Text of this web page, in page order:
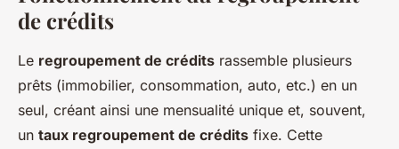
de crédits
Le regroupement de crédits rassemble plusieurs
prêts (immobilier, consommation, auto, etc.) en un
seul, créant ainsi une mensualité unique et, souvent,
un taux regroupement de crédits fixe. Cette